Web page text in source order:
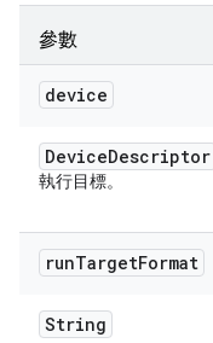
參數
device
DeviceDescriptor
執行目標。
runTargetFormat
String